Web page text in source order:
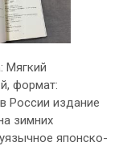
Мягкий
формат:
России издание
зимних
японско-